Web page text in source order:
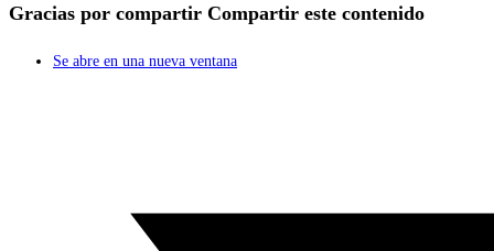
Gracias por compartir Compartir este contenido
Se abre en una nueva ventana